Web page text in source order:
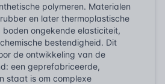
polymeren. Materialen
en later thermoplastische
boden ongekende elasticiteit,
bestendigheid. Dit
de ontwikkeling van de
een geprefabriceerde,
staat is om complexe